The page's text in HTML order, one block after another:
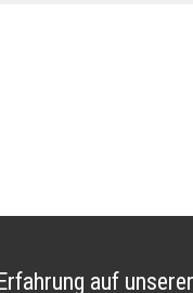
auf